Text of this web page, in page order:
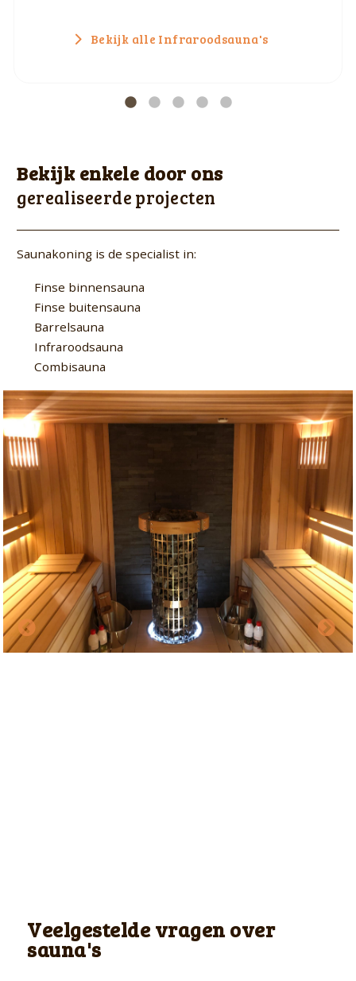
Bekijk alle Infraroodsauna's
Bekijk enkele door ons
gerealiseerde projecten
Saunakoning is de specialist in:
Finse binnensauna
Finse buitensauna
Barrelsauna
Infraroodsauna
Combisauna
Veelgestelde vragen over
sauna's